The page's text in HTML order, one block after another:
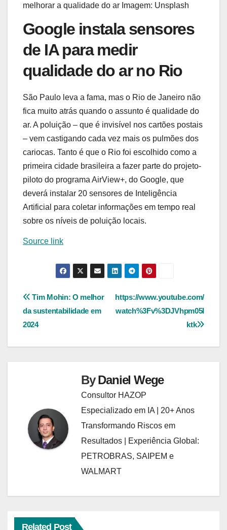
melhorar a qualidade do ar Imagem: Unsplash
Google instala sensores
de IA para medir
qualidade do ar no Rio
São Paulo leva a fama, mas o Rio de Janeiro não
fica muito atrás quando o assunto é qualidade do
ar. A poluição – que é invisível nos cartões postais
– vem castigando cada vez mais os pulmões dos
cariocas. Tanto é que o Rio foi escolhido como a
primeira cidade brasileira a fazer parte do projeto-
piloto do programa AirView+, do Google, que
deverá instalar 20 sensores de Inteligência
Artificial para coletar informações em tempo real
sobre os níveis de poluição locais.
Source link
Navegação
de
https://www.youtube.com/
watch%3Fv%3DJVhpm05I
ktk
Tim Mohin: O melhor
da sustentabilidade em
2024
ByDaniel Wege
Consultor HAZOP
Especializado em IA | 20+ Anos
Transformando Riscos em
Resultados | Experiência Global:
PETROBRAS, SAIPEM e
WALMART
Related Post